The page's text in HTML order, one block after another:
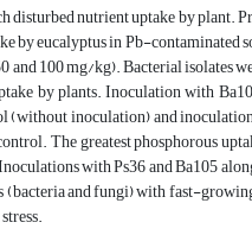
nutrient uptake by plant.
eucalyptus in Pb-contaminated
and 100 mg/kg). Bacterial isolates
by plants. Inoculation with
(without inoculation) and
The greatest phosphorous
with Ps36 and Ba105
and fungi) with fast-